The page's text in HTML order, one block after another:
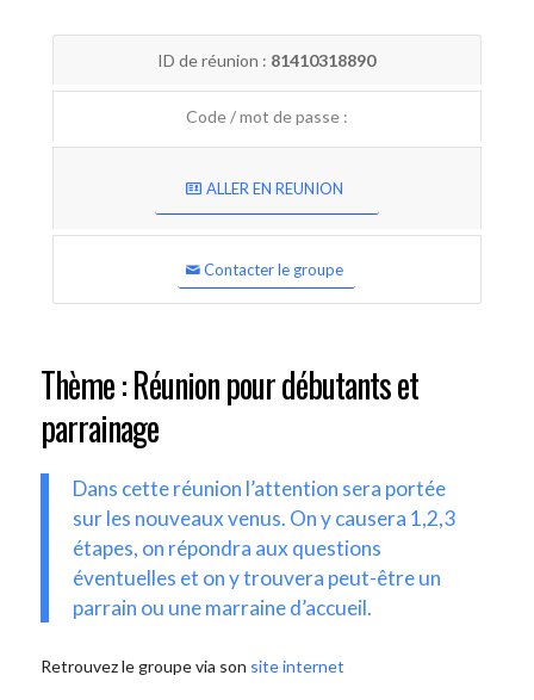
ID de réunion : 81410318890
Code / mot de passe :
ALLER EN REUNION
Contacter le groupe
Thème : Réunion pour débutants et
parrainage
Dans cette réunion l’attention sera portée
sur les nouveaux venus. On y causera 1,2,3
étapes, on répondra aux questions
éventuelles et on y trouvera peut-être un
parrain ou une marraine d’accueil.
Retrouvez le groupe via son site internet